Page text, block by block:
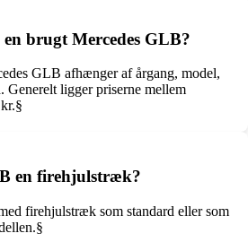
brugt Mercedes GLB?
GLB afhænger af årgang, model,
Generelt ligger priserne mellem
en firehjulstræk?
firehjulstræk som standard eller som